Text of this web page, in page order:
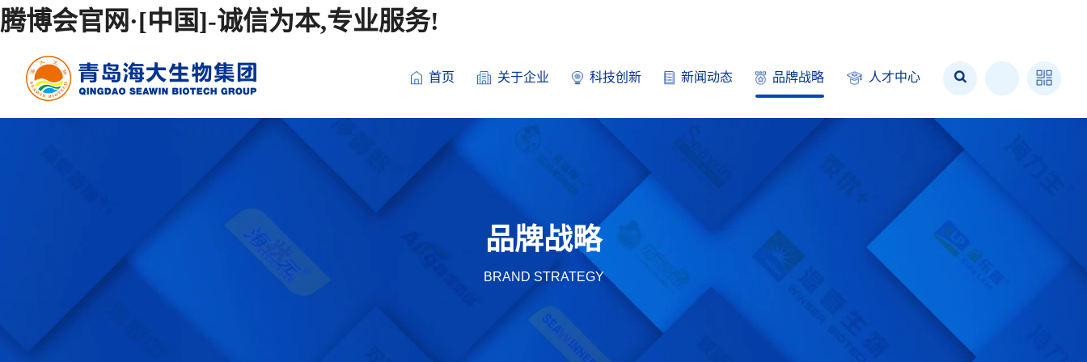
腾博会官网·[中国]-诚信为本,专业服务!
首页 关于企业 科技创新 新闻动态 品牌战略 人才中心
品牌战略
BRAND STRATEGY